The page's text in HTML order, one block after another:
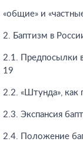
«общие» и
2. Баптизм в
2.1. Предпосылки
19
2.2. «Штунда», как
2.3. Экспансия
2.4. Положение